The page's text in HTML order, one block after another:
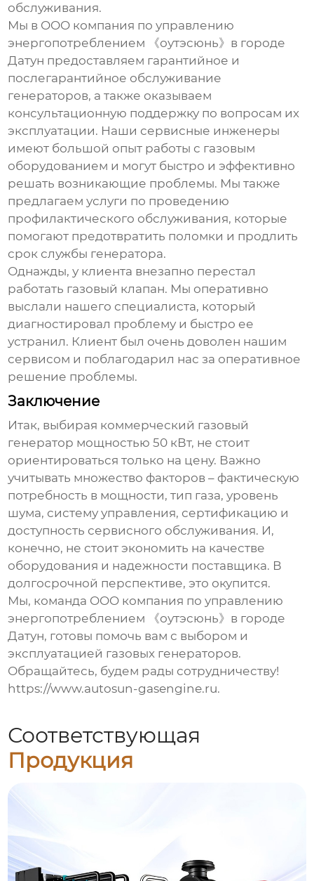
обслуживания.
Мы в OOO компания по управлению
энергопотреблением 《оутэсюнь》в городе
Датун предоставляем гарантийное и
послегарантийное обслуживание
генераторов, а также оказываем
консультационную поддержку по вопросам их
эксплуатации. Наши сервисные инженеры
имеют большой опыт работы с газовым
оборудованием и могут быстро и эффективно
решать возникающие проблемы. Мы также
предлагаем услуги по проведению
профилактического обслуживания, которые
помогают предотвратить поломки и продлить
срок службы генератора.
Однажды, у клиента внезапно перестал
работать газовый клапан. Мы оперативно
выслали нашего специалиста, который
диагностировал проблему и быстро ее
устранил. Клиент был очень доволен нашим
сервисом и поблагодарил нас за оперативное
решение проблемы.
Заключение
Итак, выбирая коммерческий газовый
генератор мощностью 50 кВт, не стоит
ориентироваться только на цену. Важно
учитывать множество факторов – фактическую
потребность в мощности, тип газа, уровень
шума, систему управления, сертификацию и
доступность сервисного обслуживания. И,
конечно, не стоит экономить на качестве
оборудования и надежности поставщика. В
долгосрочной перспективе, это окупится.
Мы, команда OOO компания по управлению
энергопотреблением 《оутэсюнь》в городе
Датун, готовы помочь вам с выбором и
эксплуатацией газовых генераторов.
Обращайтесь, будем рады сотрудничеству!
https://www.autosun-gasengine.ru.
Соответствующая
Продукция